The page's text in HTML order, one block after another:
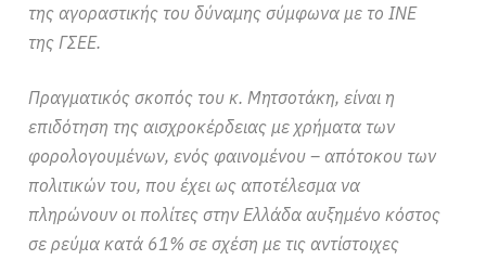
της αγοραστικής του δύναμης σύμφωνα με το ΙΝΕ
της ΓΣΕΕ.
Πραγματικός σκοπός του κ. Μητσοτάκη, είναι η
επιδότηση της αισχροκέρδειας με χρήματα των
φορολογουμένων, ενός φαινομένου – απότοκου των
πολιτικών του, που έχει ως αποτέλεσμα να
πληρώνουν οι πολίτες στην Ελλάδα αυξημένο κόστος
σε ρεύμα κατά 61% σε σχέση με τις αντίστοιχες